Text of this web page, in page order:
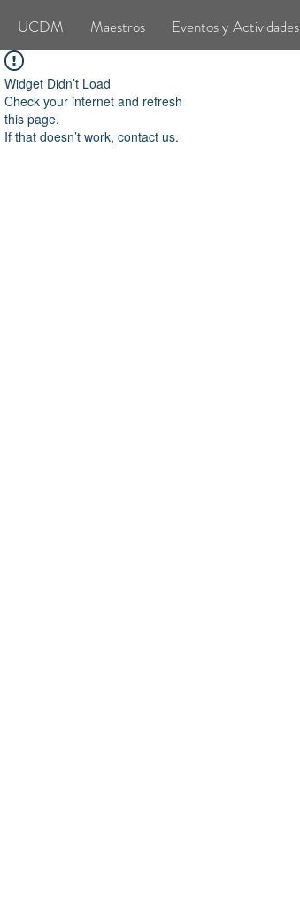
UCDM Maestros Eventos y Actividades
Widget Didn’t Load
Check your internet and refresh
this page.
If that doesn’t work, contact us.